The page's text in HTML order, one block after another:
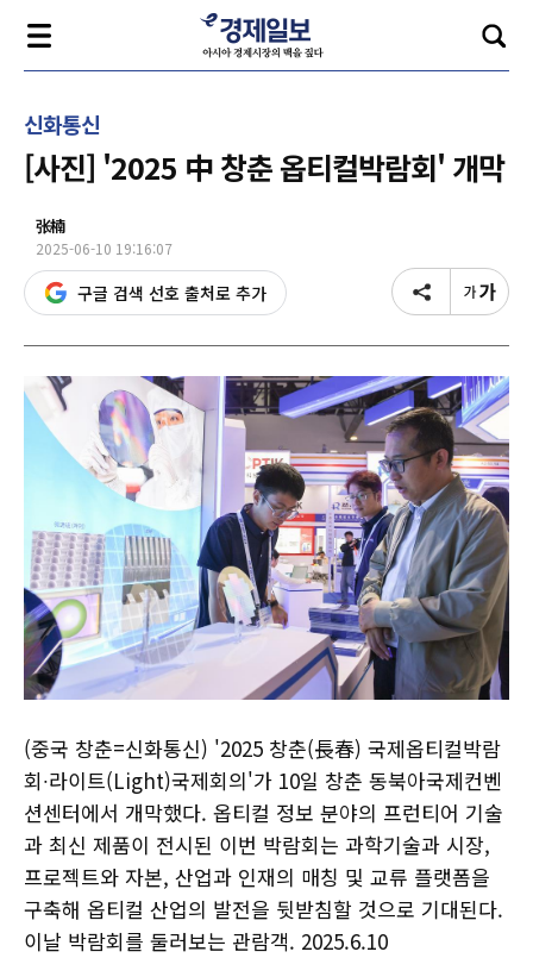
신화통신
[사진] '2025 中 창춘 옵티컬박람회' 개막
张楠
2025-06-10 19:16:07
구글 검색 선호 출처로 추가
(중국 창춘=신화통신) '2025 창춘(長春) 국제옵티컬박람
회∙라이트(Light)국제회의'가 10일 창춘 동북아국제컨벤
션센터에서 개막했다. 옵티컬 정보 분야의 프런티어 기술
과 최신 제품이 전시된 이번 박람회는 과학기술과 시장,
프로젝트와 자본, 산업과 인재의 매칭 및 교류 플랫폼을
구축해 옵티컬 산업의 발전을 뒷받침할 것으로 기대된다.
이날 박람회를 둘러보는 관람객. 2025.6.10